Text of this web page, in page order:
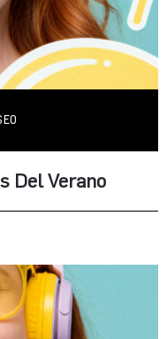
Del Verano